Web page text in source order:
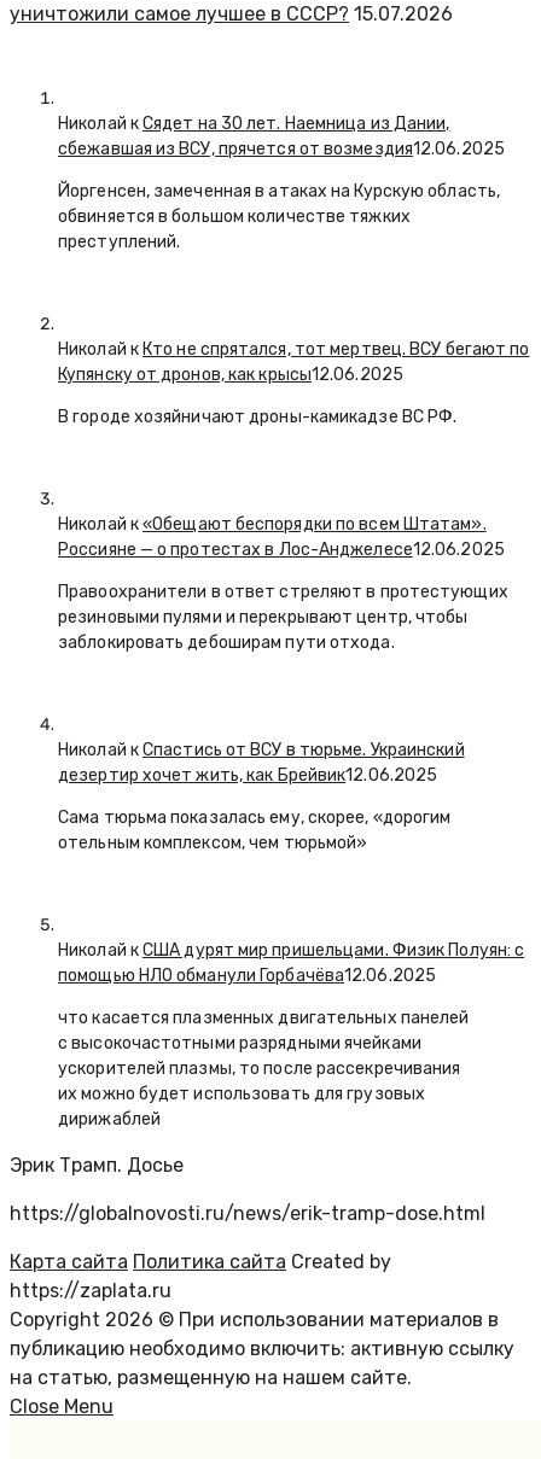
уничтожили самое лучшее в СССР? 15.07.2026
Николай кСядет на 30 лет. Наемница из Дании,
сбежавшая из ВСУ, прячется от возмездия12.06.2025
Йоргенсен, замеченная в атаках на Курскую область,
обвиняется в большом количестве тяжких
преступлений.
Николай к Кто не спрятался, тот мертвец. ВСУ бегают по
Купянску от дронов, как крысы12.06.2025
В городе хозяйничают дроны-камикадзе ВС РФ.
Николай к«Обещают беспорядки по всем Штатам».
Россияне — о протестах в Лос-Анджелесе12.06.2025
Правоохранители в ответ стреляют в протестующих
резиновыми пулями и перекрывают центр, чтобы
заблокировать дебоширам пути отхода.
Николай кСпастись от ВСУ в тюрьме. Украинский
дезертир хочет жить, как Брейвик12.06.2025
Сама тюрьма показалась ему, скорее, «дорогим
отельным комплексом, чем тюрьмой»
Николай кСША дурят мир пришельцами. Физик Полуян: с
помощью НЛО обманули Горбачёва12.06.2025
что касается плазменных двигательных панелей
с высокочастотными разрядными ячейками
ускорителей плазмы, то после рассекречивания
их можно будет использовать для грузовых
дирижаблей
Эрик Трамп. Досье
https://globalnovosti.ru/news/erik-tramp-dose.html
Карта сайта Политика сайта Created by
https://zaplata.ru
Copyright 2026 © При использовании материалов в
публикацию необходимо включить: активную ссылку
на статью, размещенную на нашем сайте.
Close Menu